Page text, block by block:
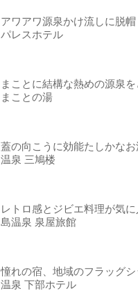
アワアワ源泉かけ流しに脱
パレスホテル
まことに結構な熱めの源泉
まことの湯
蓋の向こうに効能たしかな
温泉 三鳩楼
レトロ感とジビエ料理が気
島温泉 泉屋旅館
憧れの宿、地域のフラッグ
温泉 下部ホテル